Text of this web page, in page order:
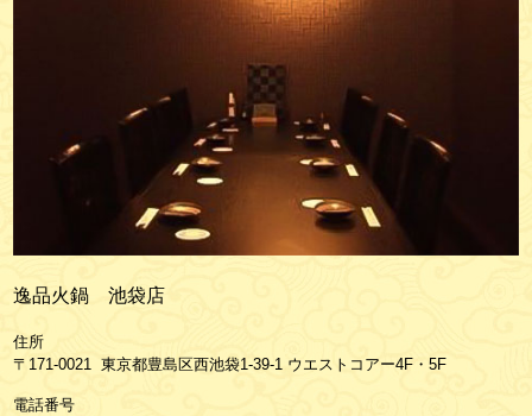
逸品火鍋 池袋店
住所
〒171-0021 東京都豊島区西池袋1-39-1 ウエストコアー4F・5F
電話番号